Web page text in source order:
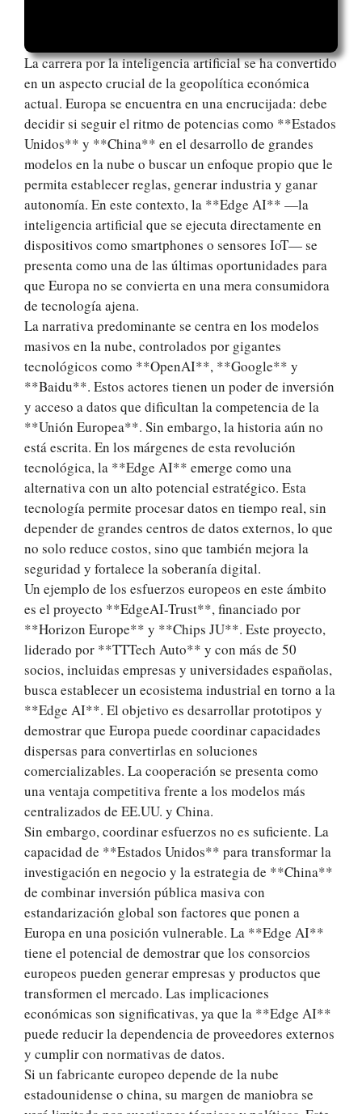
La carrera por la inteligencia artificial se ha convertido
en un aspecto crucial de la geopolítica económica
actual. Europa se encuentra en una encrucijada: debe
decidir si seguir el ritmo de potencias como **Estados
Unidos** y **China** en el desarrollo de grandes
modelos en la nube o buscar un enfoque propio que le
permita establecer reglas, generar industria y ganar
autonomía. En este contexto, la **Edge AI** —la
inteligencia artificial que se ejecuta directamente en
dispositivos como smartphones o sensores IoT— se
presenta como una de las últimas oportunidades para
que Europa no se convierta en una mera consumidora
de tecnología ajena.
La narrativa predominante se centra en los modelos
masivos en la nube, controlados por gigantes
tecnológicos como **OpenAI**, **Google** y
**Baidu**. Estos actores tienen un poder de inversión
y acceso a datos que dificultan la competencia de la
**Unión Europea**. Sin embargo, la historia aún no
está escrita. En los márgenes de esta revolución
tecnológica, la **Edge AI** emerge como una
alternativa con un alto potencial estratégico. Esta
tecnología permite procesar datos en tiempo real, sin
depender de grandes centros de datos externos, lo que
no solo reduce costos, sino que también mejora la
seguridad y fortalece la soberanía digital.
Un ejemplo de los esfuerzos europeos en este ámbito
es el proyecto **EdgeAI-Trust**, financiado por
**Horizon Europe** y **Chips JU**. Este proyecto,
liderado por **TTTech Auto** y con más de 50
socios, incluidas empresas y universidades españolas,
busca establecer un ecosistema industrial en torno a la
**Edge AI**. El objetivo es desarrollar prototipos y
demostrar que Europa puede coordinar capacidades
dispersas para convertirlas en soluciones
comercializables. La cooperación se presenta como
una ventaja competitiva frente a los modelos más
centralizados de EE.UU. y China.
Sin embargo, coordinar esfuerzos no es suficiente. La
capacidad de **Estados Unidos** para transformar la
investigación en negocio y la estrategia de **China**
de combinar inversión pública masiva con
estandarización global son factores que ponen a
Europa en una posición vulnerable. La **Edge AI**
tiene el potencial de demostrar que los consorcios
europeos pueden generar empresas y productos que
transformen el mercado. Las implicaciones
económicas son significativas, ya que la **Edge AI**
puede reducir la dependencia de proveedores externos
y cumplir con normativas de datos.
Si un fabricante europeo depende de la nube
estadounidense o china, su margen de maniobra se